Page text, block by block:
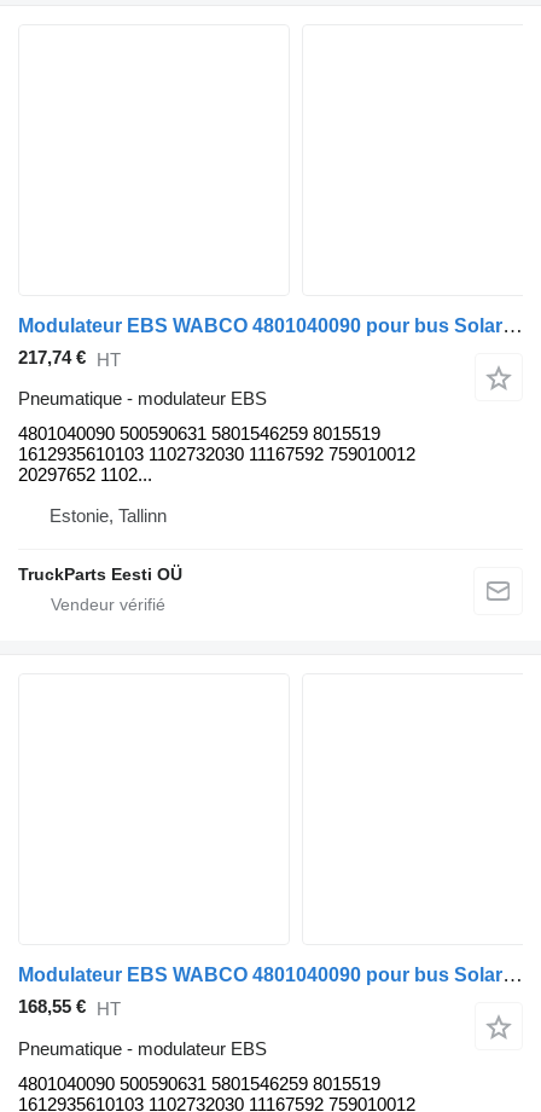
Modulateur EBS WABCO 4801040090 pour bus Solaris Urbino, Alpino, Vacanza (1999-)
217,74 € HT
Pneumatique - modulateur EBS
4801040090 500590631 5801546259 8015519
1612935610103 1102732030 11167592 759010012
20297652 1102...
Estonie, Tallinn
TruckParts Eesti OÜ
Modulateur EBS WABCO 4801040090 pour bus Solaris Urbino, Alpino, Vacanza (1999-)
168,55 € HT
Pneumatique - modulateur EBS
4801040090 500590631 5801546259 8015519
1612935610103 1102732030 11167592 759010012